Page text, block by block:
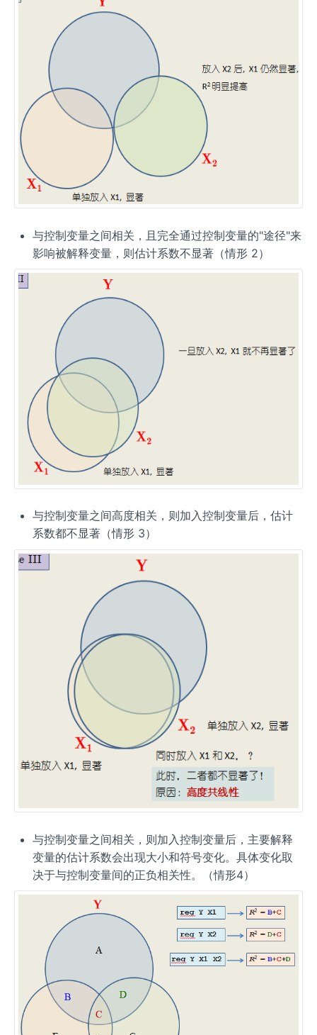
与控制变量之间相关，且完全通过控制变量的"途径"来
影响被解释变量，则估计系数不显著（情形 2）
与控制变量之间高度相关，则加入控制变量后，估计
系数都不显著（情形 3）
与控制变量之间相关，则加入控制变量后，主要解释
变量的估计系数会出现大小和符号变化。具体变化取
决于与控制变量间的正负相关性。（情形4）